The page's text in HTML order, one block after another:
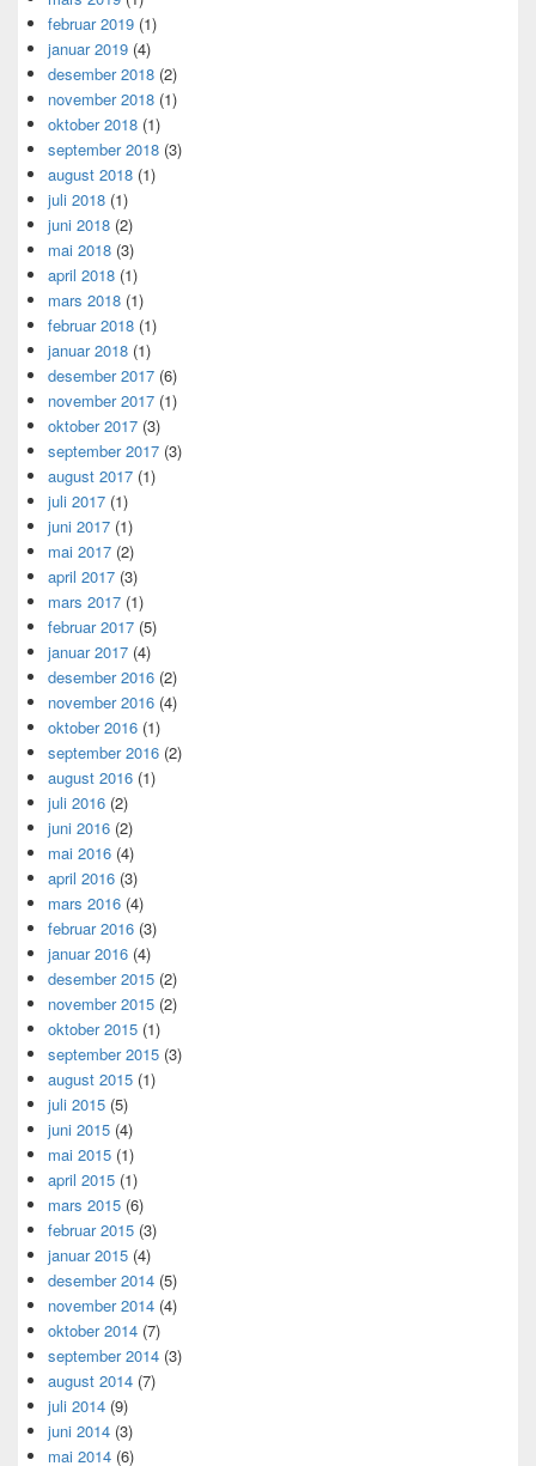
februar 2019 (1)
januar 2019 (4)
desember 2018 (2)
november 2018 (1)
oktober 2018 (1)
september 2018 (3)
august 2018 (1)
juli 2018 (1)
juni 2018 (2)
mai 2018 (3)
april 2018 (1)
mars 2018 (1)
februar 2018 (1)
januar 2018 (1)
desember 2017 (6)
november 2017 (1)
oktober 2017 (3)
september 2017 (3)
august 2017 (1)
juli 2017 (1)
juni 2017 (1)
mai 2017 (2)
april 2017 (3)
mars 2017 (1)
februar 2017 (5)
januar 2017 (4)
desember 2016 (2)
november 2016 (4)
oktober 2016 (1)
september 2016 (2)
august 2016 (1)
juli 2016 (2)
juni 2016 (2)
mai 2016 (4)
april 2016 (3)
mars 2016 (4)
februar 2016 (3)
januar 2016 (4)
desember 2015 (2)
november 2015 (2)
oktober 2015 (1)
september 2015 (3)
august 2015 (1)
juli 2015 (5)
juni 2015 (4)
mai 2015 (1)
april 2015 (1)
mars 2015 (6)
februar 2015 (3)
januar 2015 (4)
desember 2014 (5)
november 2014 (4)
oktober 2014 (7)
september 2014 (3)
august 2014 (7)
juli 2014 (9)
juni 2014 (3)
mai 2014 (6)